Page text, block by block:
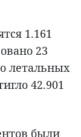
1.161
23
летальных
42.901
были